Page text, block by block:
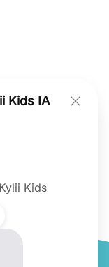
Kylii
Kids IA
Kids